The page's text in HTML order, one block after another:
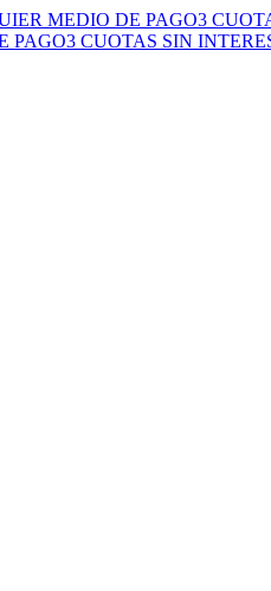
MEDIO DE PAGO3
PAGO3 CUOTAS SIN